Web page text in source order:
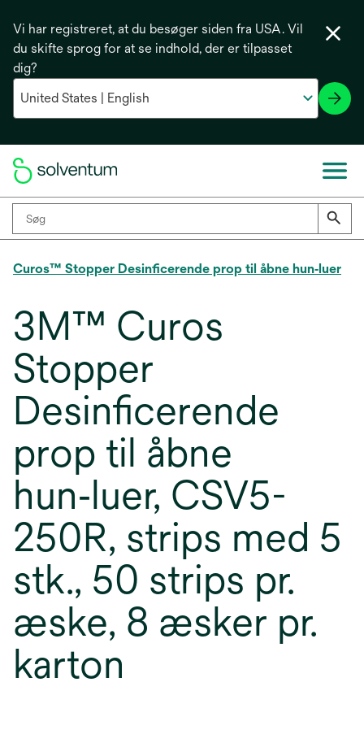
Vi har registreret, at du besøger siden fra USA. Vil
du skifte sprog for at se indhold, der er tilpasset
dig?
Curos™ Stopper Desinficerende prop til åbne hun‑luer
3M™ Curos
Stopper
Desinficerende
prop til åbne
hun‑luer, CSV5-
250R, strips med 5
stk., 50 strips pr.
æske, 8 æsker pr.
karton